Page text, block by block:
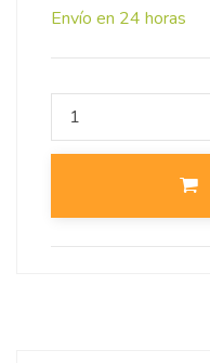
Envío en 24 horas